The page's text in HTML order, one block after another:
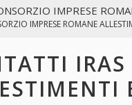
IMPRESE
IMPRESE ROMANE
IRAS